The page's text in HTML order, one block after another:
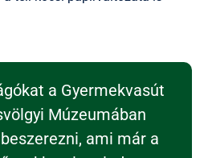
a Gyermekvasút
Múzeumában
ami már a